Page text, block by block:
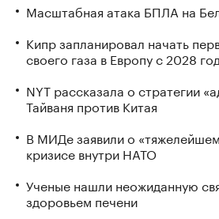
Масштабная атака БПЛА на
Кипр запланировал начать
своего газа в Европу с 2028
NYT рассказала о стратегии
Тайваня против Китая
В МИДе заявили о
кризисе внутри НАТО
Ученые нашли неожиданную
здоровьем печени